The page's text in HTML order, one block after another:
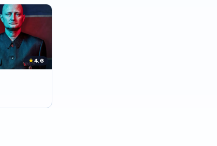
★4.6